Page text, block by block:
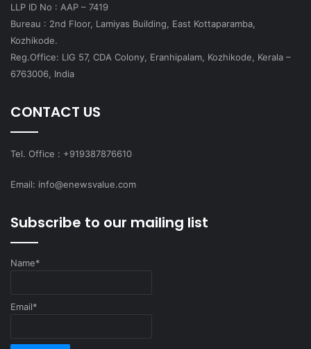
LLP ID No : AAP – 7419
Bureau : 2nd Floor, Lamiyas Building, East Kottaparamba,
Kozhikode.
Reg.Office: LIG 57, CDA Colony, Eranhipalam, Kozhikode, Kerala –
6763006, India
CONTACT US
Tel. Office : +919387876610
Email: info@enewsvalue.com
Subscribe to our mailing list
Name*
Email*